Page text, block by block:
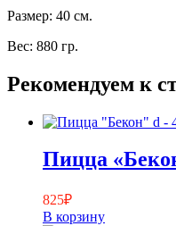
Размер: 40 см.
Вес: 880 гр.
Рекомендуем к
Пицца
825₽
В корзину